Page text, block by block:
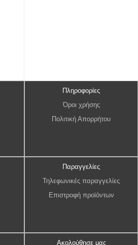
Πληροφορίες
Όροι χρήσης
Πολιτική Απορρήτου
Παραγγελίες
Τηλεφωνικές παραγγελίες
Επιστροφή προϊόντων
Ακολούθησε μας